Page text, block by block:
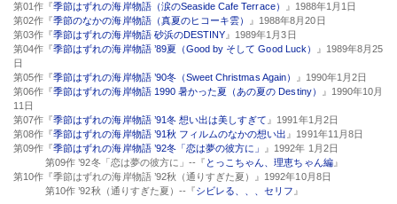
第01作『季節はずれの海岸物語（涙のSeaside Cafe Terrace）
』1988年1月1日
第02作『季節のなかの海岸物語（真夏のヒコーキ雲） 』1988年8月20日
第03作『季節はずれの海岸物語 砂浜のDESTINY』1989年1月3日
第04作『季節はずれの海岸物語 ’89夏（Good by そして Good Luck） 』1989年8月25
日
第05作『季節はずれの海岸物語 ’90冬（Sweet Christmas Again） 』1990年1月2日
第06作『季節はずれの海岸物語 1990 暑かった夏（あの夏の Destiny）
』1990年10月
11日
第07作『季節はずれの海岸物語 ’91冬 想い出は美しすぎて』1991年1月2日
第08作『季節はずれの海岸物語 ’91秋 フィルムのなかの想い出』1991年11月8日
第09作『季節はずれの海岸物語 ’92冬「恋は夢の彼方に」 』1992年 1月2日
第09作 ’92冬「恋は夢の彼方に」--『 とっこちゃん、理恵ちゃん編』
第10作『季節はずれの海岸物語 ’92秋（通りすぎた夏）』1992年10月8日
第10作 ’92秋（通りすぎた夏）--『シビレる、、、セリフ』